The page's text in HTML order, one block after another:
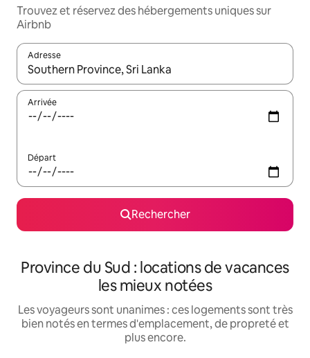
Trouvez et réservez des hébergements uniques sur
Airbnb
Adresse
Lorsque les résultats s'affichent, utilisez les flèches vers le
Arrivée
Départ
Rechercher
Province du Sud : locations de vacances
les mieux notées
Les voyageurs sont unanimes : ces logements sont très
bien notés en termes d'emplacement, de propreté et
plus encore.